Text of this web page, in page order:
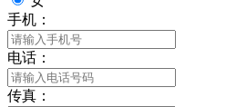
手机：
电话：
传真：